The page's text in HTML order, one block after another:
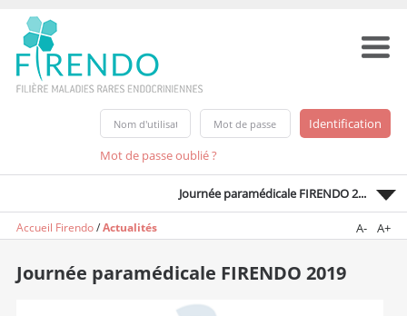
Mot de passe oublié ?
Journée paramédicale FIRENDO 2...
Accueil Firendo/Actualités A- A+
Journée paramédicale FIRENDO 2019